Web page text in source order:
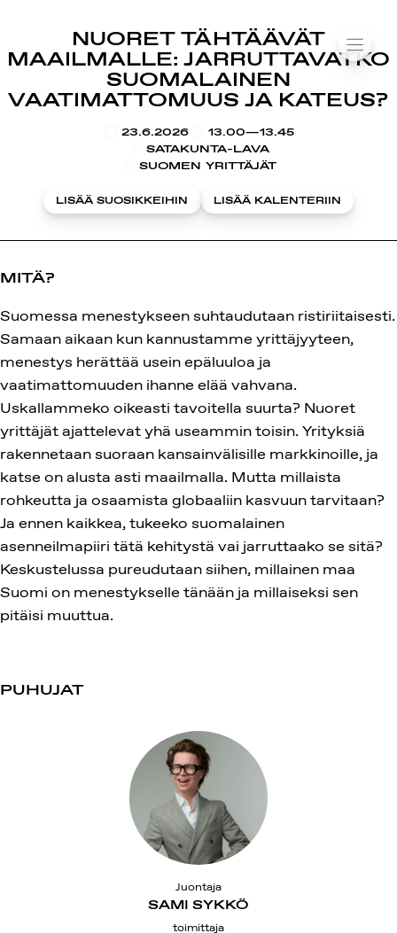
sisältöön
NUORET TÄHTÄÄVÄT
MAAILMALLE: JARRUTTAVATKO
SUOMALAINEN
VAATIMATTOMUUS JA KATEUS?
23.6.2026
KLO
13.00—13.45
SATAKUNTA-LAVA
SUOMEN YRITTÄJÄT
LISÄÄ SUOSIKKEIHIN LISÄÄ KALENTERIIN
MITÄ?
Suomessa menestykseen suhtaudutaan ristiriitaisesti.
Samaan aikaan kun kannustamme yrittäjyyteen,
menestys herättää usein epäluuloa ja
vaatimattomuuden ihanne elää vahvana.
Uskallammeko oikeasti tavoitella suurta? Nuoret
yrittäjät ajattelevat yhä useammin toisin. Yrityksiä
rakennetaan suoraan kansainvälisille markkinoille, ja
katse on alusta asti maailmalla. Mutta millaista
rohkeutta ja osaamista globaaliin kasvuun tarvitaan?
Ja ennen kaikkea, tukeeko suomalainen
asenneilmapiiri tätä kehitystä vai jarruttaako se sitä?
Keskustelussa pureudutaan siihen, millainen maa
Suomi on menestykselle tänään ja millaiseksi sen
pitäisi muuttua.
PUHUJAT
SAMI SYKKÖ
Juontaja
toimittaja